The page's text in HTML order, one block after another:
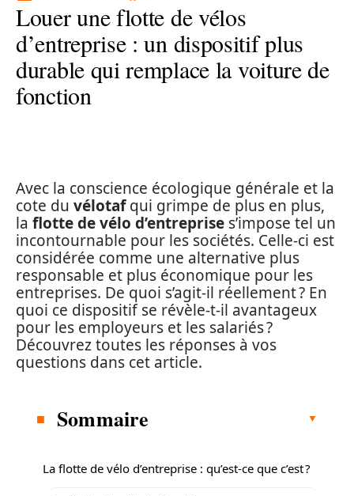
Louer une flotte de vélos
d’entreprise : un dispositif plus
durable qui remplace la voiture de
fonction
Avec la conscience écologique générale et la
cote du vélotafqui grimpe de plus en plus,
la flotte de vélo d’entreprise s’impose tel un
incontournable pour les sociétés. Celle-ci est
considérée comme une alternative plus
responsable et plus économique pour les
entreprises. De quoi s’agit-il réellement ? En
quoi ce dispositif se révèle-t-il avantageux
pour les employeurs et les salariés ?
Découvrez toutes les réponses à vos
questions dans cet article.
Sommaire
La flotte de vélo d’entreprise : qu’est-ce que c’est ?